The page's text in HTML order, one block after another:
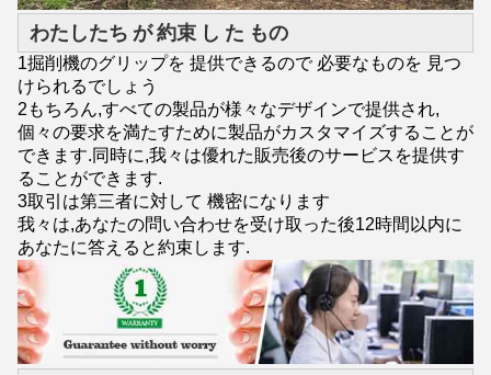
わたしたち が 約束 し た もの
1掘削機のグリップを 提供できるので 必要なものを 見つ
けられるでしょう
2もちろん,すべての製品が様々なデザインで提供され,
個々の要求を満たすために製品がカスタマイズすることが
できます.同時に,我々は優れた販売後のサービスを提供す
ることができます.
3取引は第三者に対して 機密になります
我々は,あなたの問い合わせを受け取った後12時間以内に
あなたに答えると約束します.